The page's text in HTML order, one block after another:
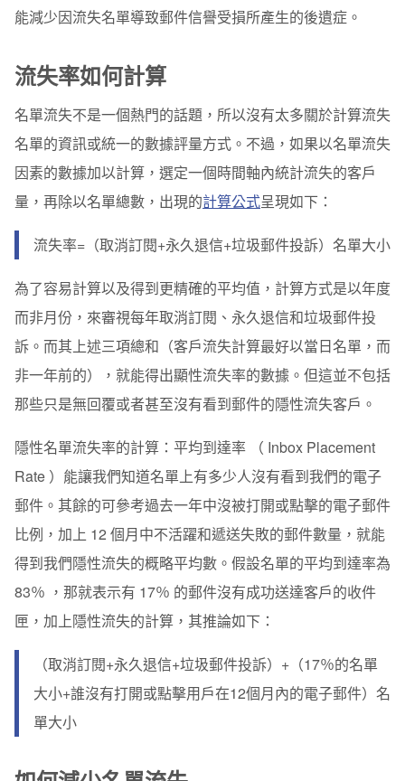
能減少因流失名單導致郵件信譽受損所產生的後遺症。
流失率如何計算
名單流失不是一個熱門的話題，所以沒有太多關於計算流失
名單的資訊或統一的數據評量方式。不過，如果以名單流失
因素的數據加以計算，選定一個時間軸內統計流失的客戶
量，再除以名單總數，出現的計算公式呈現如下：
流失率=（取消訂閱+永久退信+垃圾郵件投訴） 名單大小
為了容易計算以及得到更精確的平均值，計算方式是以年度
而非月份，來審視每年取消訂閱、永久退信和垃圾郵件投
訴。而其上述三項總和（客戶流失計算最好以當日名單，而
非一年前的），就能得出顯性流失率的數據。但這並不包括
那些只是無回覆或者甚至沒有看到郵件的隱性流失客戶。
隱性名單流失率的計算：平均到達率 （ Inbox Placement
Rate ）能讓我們知道名單上有多少人沒有看到我們的電子
郵件。其餘的可參考過去一年中沒被打開或點擊的電子郵件
比例，加上 12 個月中不活躍和遞送失敗的郵件數量，就能
得到我們隱性流失的概略平均數。 假設名單的平均到達率為
83％ ，那就表示有 17％ 的郵件沒有成功送達客戶的收件
匣，加上隱性流失的計算，其推論如下：
（取消訂閱+永久退信+垃圾郵件投訴）+（17％的名單
大小+誰沒有打開或點擊用戶在12個月內的電子郵件） 名
單大小